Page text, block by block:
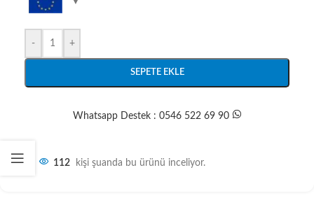
- +
SEPETE EKLE
Whatsapp Destek : 0546 522 69 90
112 kişi şuanda bu ürünü inceliyor.